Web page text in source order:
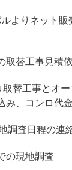
よりネット販
取替工事見積
替工事とオ
み、コンロ代
査日程の連
の現地調査